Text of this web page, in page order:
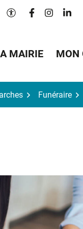
Paramètres
Lien vers le
Lien vers
Lien
MAIRIE MON
Funéraire